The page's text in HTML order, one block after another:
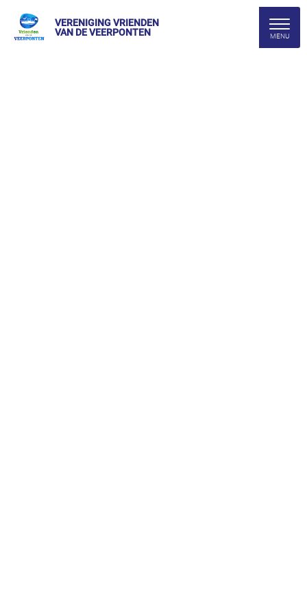
VERENIGING VRIENDEN
VAN DE VEERPONTEN